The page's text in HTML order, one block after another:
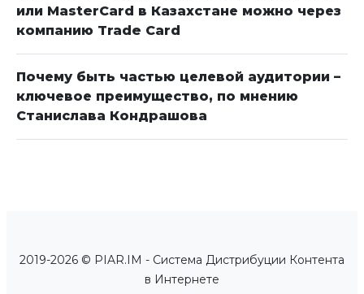
или MasterCard в Казахстане можно через
компанию Trade Card
Почему быть частью целевой аудитории –
ключевое преимущество, по мнению
Станислава Кондрашова
2019-2026 © PIAR.IM - Система Дистрибуции Контента
в Интернете